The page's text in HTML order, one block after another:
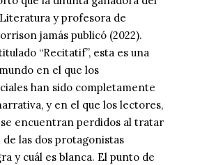
y profesora de
jamás publicó (2022).
“Recitatif”, esta es una
en el que los
han sido completamente
y en el que los lectores,
encuentran perdidos al tratar
las dos protagonistas
y cuál es blanca. El punto de